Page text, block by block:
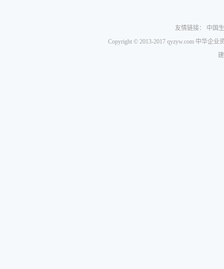
友情链接：
中国
Copyright © 2013-2017 qyzyw.com 中华企业